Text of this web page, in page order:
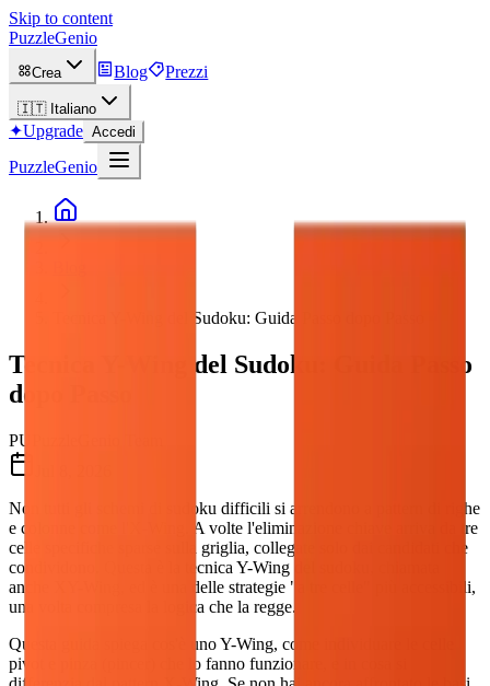
Skip to content
PuzzleGenio
Crea Blog Prezzi
🇮🇹 Italiano
✦Upgrade Accedi
PuzzleGenio
Tecnica Y-Wing del Sudoku: Guida Passo dopo Passo
Tecnica Y-Wing del Sudoku: Guida Passo
dopo Passo
PU
Non tutti gli schemi di sudoku difficili si arrendono a pattern di righe
e colonne come l'X-Wing. A volte l'eliminazione chiave arriva da tre
celle specifiche sparse sulla griglia, collegate solo dai candidati che
condividono. Questa è la tecnica Y-Wing del sudoku, chiamata
anche XY-Wing, ed è una delle strategie "a tre celle" più accessibili,
una volta compresa la logica che la regge.
Questa guida spiega cos'è uno Y-Wing, come individuare le celle
pivot e pinza (pincer) che lo fanno funzionare, e in cosa si